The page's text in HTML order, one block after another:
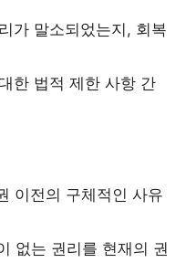
가 말소되었는지, 회복
한 법적 제한 사항 간
이전의 구체적인 사유
없는 권리를 현재의 권